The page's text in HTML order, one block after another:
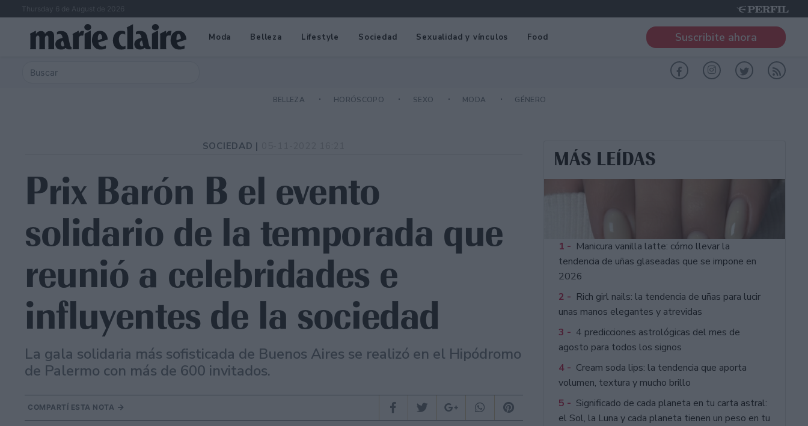
Thursday 6 de August de 2026
Moda Belleza Lifestyle Sociedad Sexualidad y vínculos Food Suscribite ahora
BELLEZA HORÓSCOPO SEXO MODA GÉNERO
SOCIEDAD |
Prix Barón B el evento
solidario de la temporada que
reunió a celebridades e
influyentes de la sociedad
La gala solidaria más sofisticada de Buenos Aires se realizó en el Hipódromo
de Palermo con más de 600 invitados.
COMPARTÍ ESTA NOTA
MÁS LEÍDAS
1 - Manicura vanilla latte: cómo llevar la
tendencia de uñas glaseadas que se impone en
2026
2 - Rich girl nails: la tendencia de uñas para lucir
unas manos elegantes y atrevidas
3 - 4 predicciones astrológicas del mes de
agosto para todos los signos
4 - Cream soda lips: la tendencia que aporta
volumen, textura y mucho brillo
5 - Significado de cada planeta en tu carta astral:
el Sol, la Luna y cada planeta tienen un peso en tu